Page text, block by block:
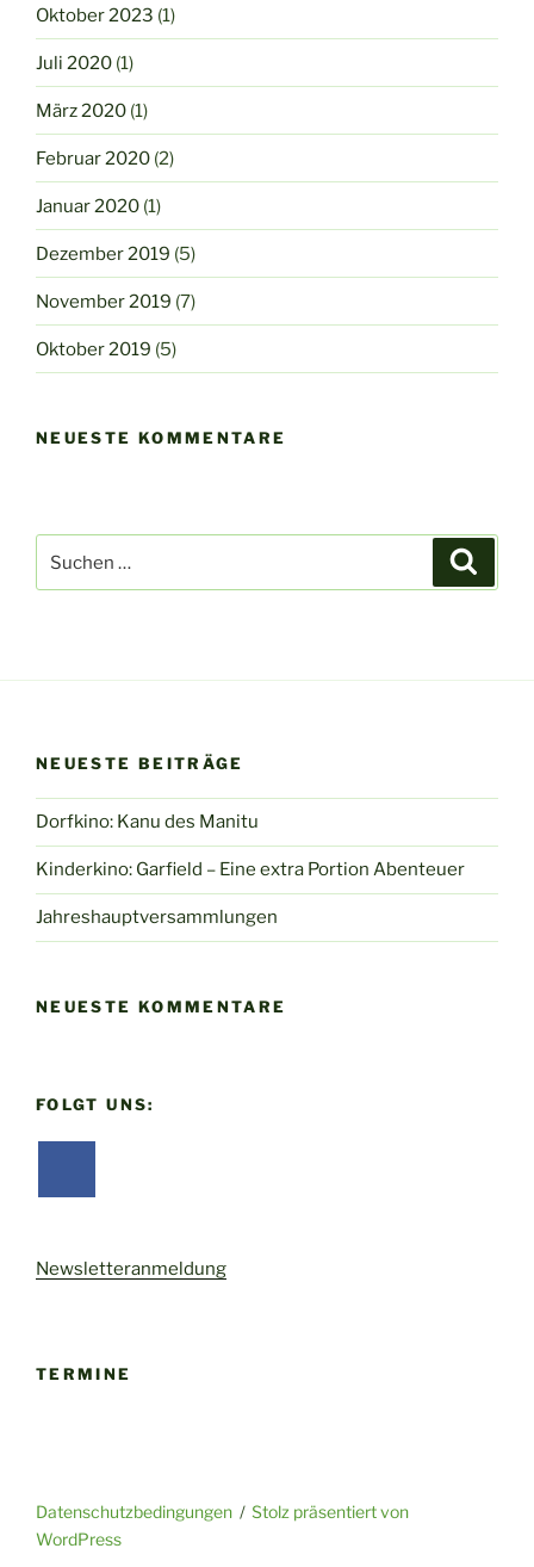
Oktober 2023 (1)
Juli 2020 (1)
März 2020 (1)
Februar 2020 (2)
Januar 2020 (1)
Dezember 2019 (5)
November 2019 (7)
Oktober 2019 (5)
NEUESTE KOMMENTARE
nach:
NEUESTE BEITRÄGE
Dorfkino: Kanu des Manitu
Kinderkino: Garfield – Eine extra Portion Abenteuer
Jahreshauptversammlungen
NEUESTE KOMMENTARE
FOLGT UNS:
Newsletteranmeldung
TERMINE
Datenschutzbedingungen
Stolz präsentiert von
WordPress